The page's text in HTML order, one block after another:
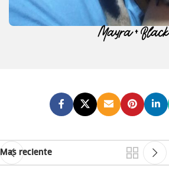
Mayra + Black
Mas reciente